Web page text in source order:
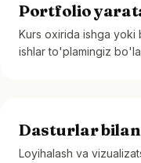
Portfolio
Kurs oxirida ishga
ishlar to'plamingiz
Dasturlar bilan
Loyihalash va